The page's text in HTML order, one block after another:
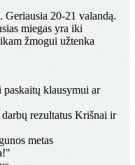
20-21 valandą.
miegas yra iki
žmogui užtenka
paskaitų klausymui ar
rezultatus Krišnai ir
metas